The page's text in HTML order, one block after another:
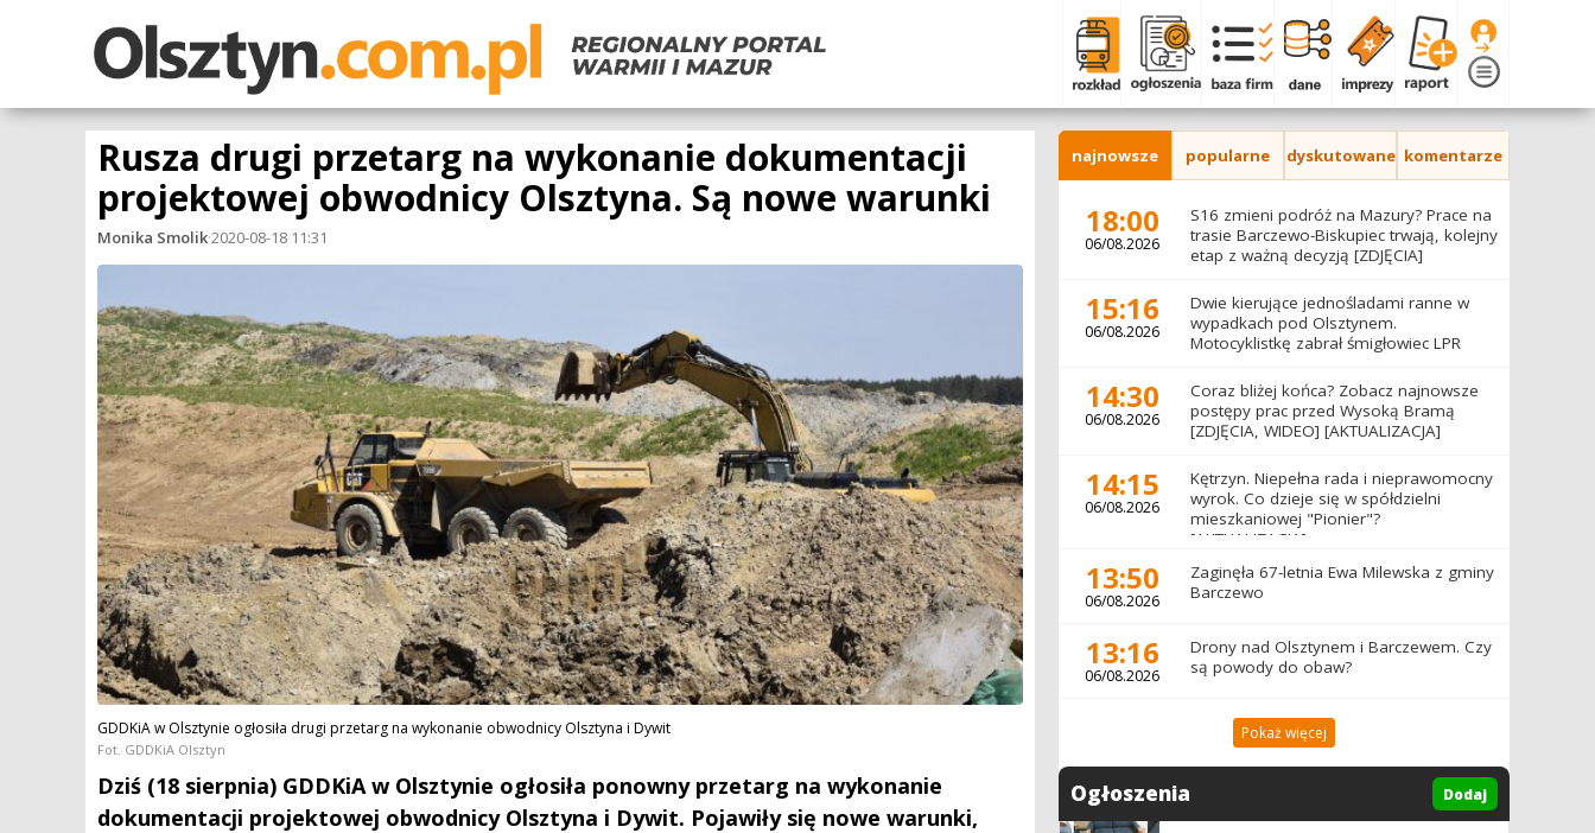
Rusza drugi przetarg na wykonanie dokumentacji
projektowej obwodnicy Olsztyna. Są nowe warunki
Monika Smolik·2020-08-18 11:31
GDDKiA w Olsztynie ogłosiła drugi przetarg na wykonanie obwodnicy Olsztyna i Dywit
Fot. GDDKiA Olsztyn
Dziś (18 sierpnia) GDDKiA w Olsztynie ogłosiła ponowny przetarg na wykonanie
dokumentacji projektowej obwodnicy Olsztyna i Dywit. Pojawiły się nowe warunki,
najnowsze popularne dyskutowane komentarze
18:00
06/08.2026
S16 zmieni podróż na Mazury? Prace na
trasie Barczewo-Biskupiec trwają, kolejny
etap z ważną decyzją [ZDJĘCIA]
15:16
06/08.2026
Dwie kierujące jednośladami ranne w
wypadkach pod Olsztynem.
Motocyklistkę zabrał śmigłowiec LPR
14:30
06/08.2026
Coraz bliżej końca? Zobacz najnowsze
postępy prac przed Wysoką Bramą
[ZDJĘCIA, WIDEO] [AKTUALIZACJA]
14:15
06/08.2026
Kętrzyn. Niepełna rada i nieprawomocny
wyrok. Co dzieje się w spółdzielni
mieszkaniowej "Pionier"?
[AKTUALIZACJA]
13:50
06/08.2026
Zaginęła 67-letnia Ewa Milewska z gminy
Barczewo
13:16
06/08.2026
Drony nad Olsztynem i Barczewem. Czy
są powody do obaw?
Pokaż więcej
Ogłoszenia Dodaj